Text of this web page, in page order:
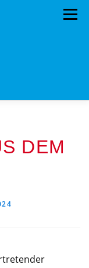
Menü
SPENDEN
DEM